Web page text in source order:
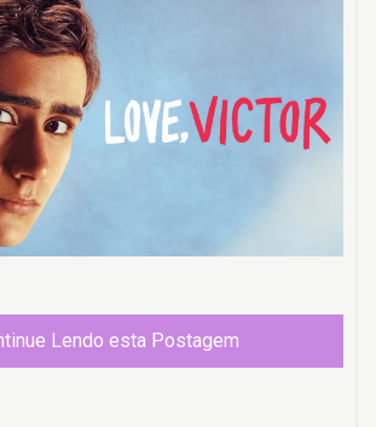
Lendo esta Postagem